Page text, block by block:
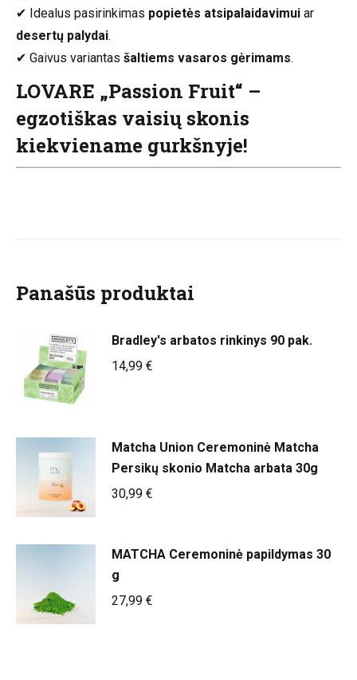
✔ Idealus pasirinkimas popietės atsipalaidavimui ar
desertų palydai.
✔ Gaivus variantas šaltiems vasaros gėrimams.
LOVARE „Passion Fruit“ –
egzotiškas vaisių skonis
kiekviename gurkšnyje!
Panašūs produktai
Bradley's arbatos rinkinys 90 pak.
14,99 €
Matcha Union Ceremoninė Matcha
Persikų skonio Matcha arbata 30g
30,99 €
MATCHA Ceremoninė papildymas 30
g
27,99 €